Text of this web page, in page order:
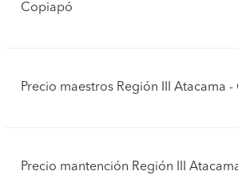
Copiapó
Precio maestros Región III Atacama
Precio mantención Región III